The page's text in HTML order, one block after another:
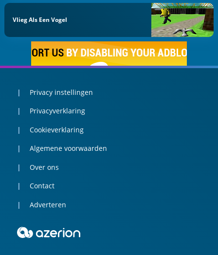
Vlieg Als Een Vogel
Privacy instellingen
Privacyverklaring
Cookieverklaring
Algemene voorwaarden
Over ons
Contact
Adverteren